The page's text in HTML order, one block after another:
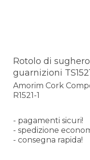
Rotolo di
guarnizioni
Amorim Cork
R1521-1
- pagamenti sicuri!
- spedizione
- consegna rapida!